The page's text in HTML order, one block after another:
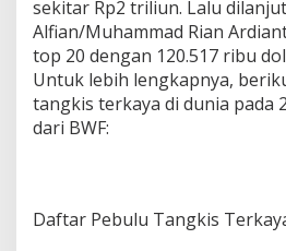
sekitar Rp2 triliun. Lalu
Alfian/Muhammad Rian
top 20 dengan 120.517 ribu
Untuk lebih lengkapnya,
tangkis terkaya di dunia pada
dari BWF:
Daftar Pebulu Tangkis